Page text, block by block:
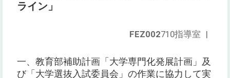
ライン」
FEZ002710指導室 |
一、教育部補助計画「大学専門化発展計画」及
び「大学選抜入試委員会」の作業に協力して実